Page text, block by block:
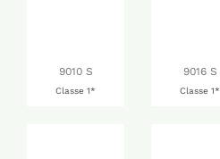
9010 S
Classe 1*
9016 S
Classe 1*